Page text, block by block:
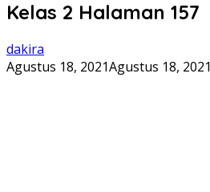
Kelas 2 Halaman 157
dakira
Agustus 18, 2021Agustus 18, 2021